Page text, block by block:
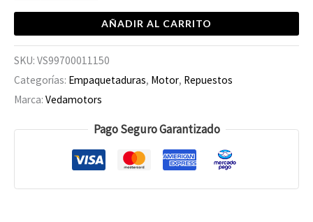
AÑADIR AL CARRITO
SKU: VS99700011150
Categorías: Empaquetaduras, Motor, Repuestos
Marca: Vedamotors
Pago Seguro Garantizado